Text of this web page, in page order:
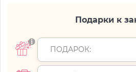
Подарки к
ПОДАРОК: